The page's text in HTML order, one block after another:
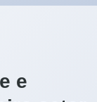
e